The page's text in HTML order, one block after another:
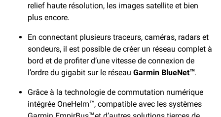
relief haute résolution, les images satellite et bien
plus encore.
En connectant plusieurs traceurs, caméras, radars et
sondeurs, il est possible de créer un réseau complet à
bord et de profiter d’une vitesse de connexion de
l’ordre du gigabit sur le réseau Garmin BlueNet™.
Grâce à la technologie de commutation numérique
intégrée OneHelm ™, compatible avec les systèmes
™